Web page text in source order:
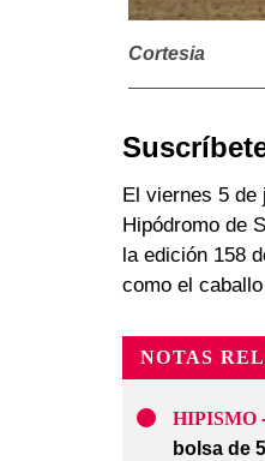
Cortesia
El viernes 5 de
Hipódromo de
la edición 158
como el
NOTAS
HIPISMO
bolsa de